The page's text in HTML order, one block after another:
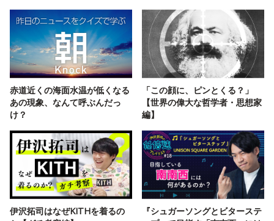
赤道近くの海面水温が低くなる
あの現象、なんて呼ぶんだっ
け？
「この顔に、ピンとくる？」
【世界の偉大な哲学者・思想家
編】
伊沢拓司はなぜKITHを着るの
『シュガーソングとビターステ